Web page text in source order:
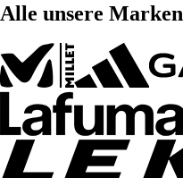
Alle unsere Marken